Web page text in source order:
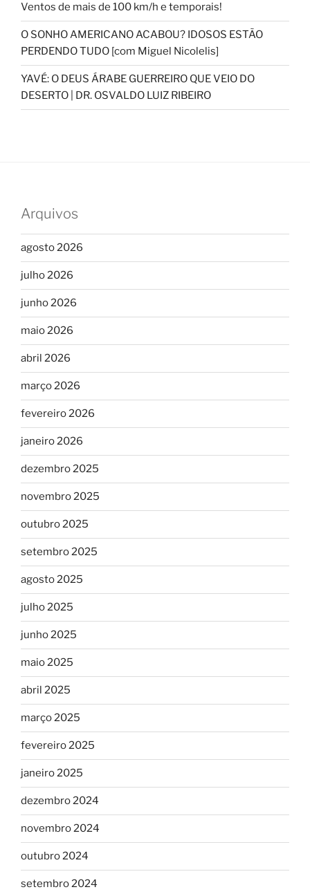
Ventos de mais de 100 km/h e temporais!
O SONHO AMERICANO ACABOU? IDOSOS ESTÃO
PERDENDO TUDO [com Miguel Nicolelis]
YAVÉ: O DEUS ÁRABE GUERREIRO QUE VEIO DO
DESERTO | DR. OSVALDO LUIZ RIBEIRO
Arquivos
agosto 2026
julho 2026
junho 2026
maio 2026
abril 2026
março 2026
fevereiro 2026
janeiro 2026
dezembro 2025
novembro 2025
outubro 2025
setembro 2025
agosto 2025
julho 2025
junho 2025
maio 2025
abril 2025
março 2025
fevereiro 2025
janeiro 2025
dezembro 2024
novembro 2024
outubro 2024
setembro 2024